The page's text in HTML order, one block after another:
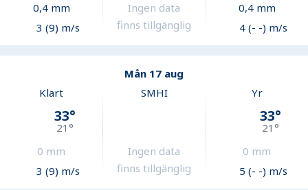
0,4mm
3 (9) m/s
Ingen data
finns tillgänglig
0,4mm
4 (- -) m/s
Mån 17 aug
Klart
33°
21°
0 mm
3 (9) m/s
SMHI
Ingen data
finns tillgänglig
Yr
33°
21°
0 mm
5 (- -) m/s